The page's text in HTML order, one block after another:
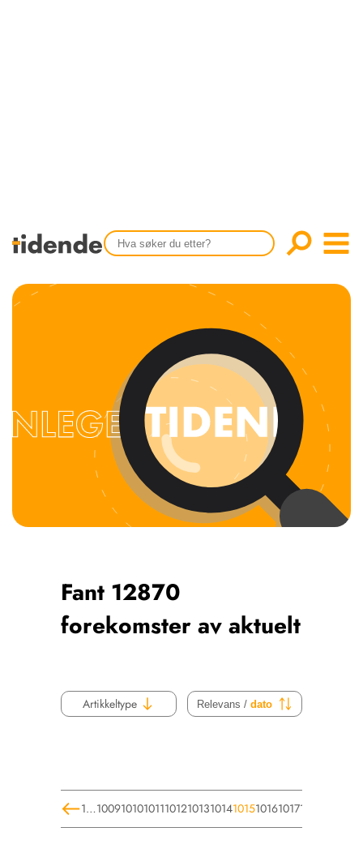
HENVISNINGER
KURSKALENDER
STILLINGER
KJØP & SALG
ANNONSERING
FOR FORFATTERE
KONTAKT
OM OSS
CONTENT IN ENGLISH
Scientific articles
Publication and media
plan
The editorial board
About us
Fant 12870
forekomster av aktuelt
Artikkeltype Relevans / dato
1…1009101010111012101310141015101610171018